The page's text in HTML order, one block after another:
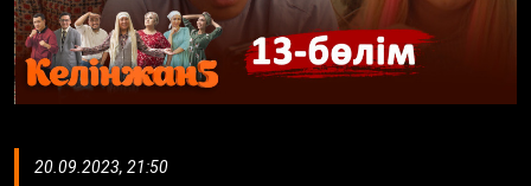
20.09.2023, 21:50